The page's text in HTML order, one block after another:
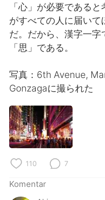
「心」が必要である
がすべての人に届い
だ。だから、漢字一字
「思」である。
写真：6th Avenue,
Gonzagaに撮られた
110 7
Komentar